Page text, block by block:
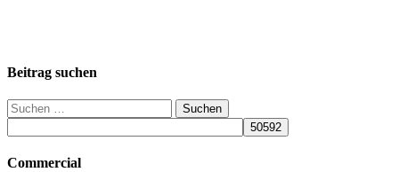
Beitrag suchen
Suchen
nach:
Commercial